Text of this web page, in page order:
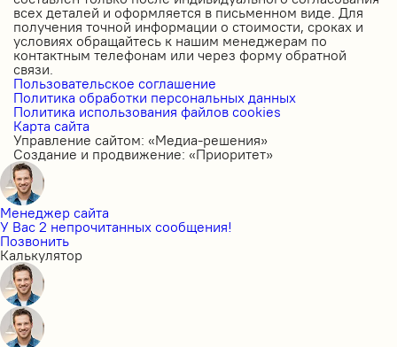
всех деталей и оформляется в письменном виде. Для
получения точной информации о стоимости, сроках и
условиях обращайтесь к нашим менеджерам по
контактным телефонам или через форму обратной
связи.
Пользовательское соглашение
Политика обработки персональных данных
Политика использования файлов cookies
Карта сайта
Управление сайтом: «Медиа-решения»
Создание и продвижение: «Приоритет»
Менеджер сайта
У Вас 2 непрочитанных сообщения!
Позвонить
Калькулятор